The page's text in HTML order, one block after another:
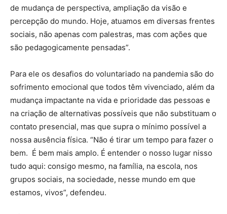
de mudança de perspectiva, ampliação da visão e
percepção do mundo. Hoje, atuamos em diversas frentes
sociais, não apenas com palestras, mas com ações que
são pedagogicamente pensadas”.
Para ele os desafios do voluntariado na pandemia são do
sofrimento emocional que todos têm vivenciado, além da
mudança impactante na vida e prioridade das pessoas e
na criação de alternativas possíveis que não substituam o
contato presencial, mas que supra o mínimo possível a
nossa ausência física. “Não é tirar um tempo para fazer o
bem. É bem mais amplo. É entender o nosso lugar nisso
tudo aqui: consigo mesmo, na família, na escola, nos
grupos sociais, na sociedade, nesse mundo em que
estamos, vivos”, defendeu.